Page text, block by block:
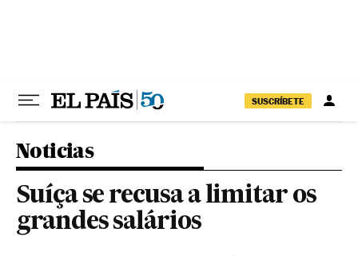
SUSCRÍBETE
Noticias
Suíça se recusa a limitar os
grandes salários